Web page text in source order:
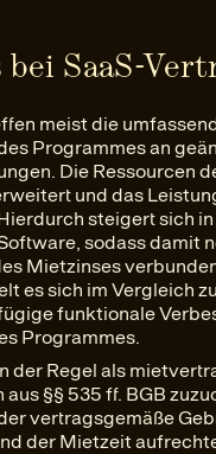
SaaS-
meist die
Programmes an
Die Ressourcen
und das
steigert sich in
sodass damit
Mietzinses
es sich im Vergleich
funktionale
Programmes.
der Regel als
aus §§ 535 ff. BGB
vertragsgemäße
der Mietzeit